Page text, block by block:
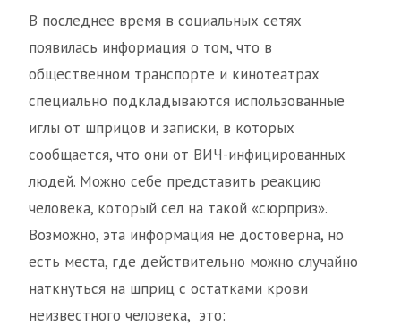
В последнее время в социальных сетях
появилась информация о том, что в
общественном транспорте и кинотеатрах
специально подкладываются использованные
иглы от шприцов и записки, в которых
сообщается, что они от ВИЧ-инфицированных
людей. Можно себе представить реакцию
человека, который сел на такой «сюрприз».
Возможно, эта информация не достоверна, но
есть места, где действительно можно случайно
наткнуться на шприц с остатками крови
неизвестного человека, это: